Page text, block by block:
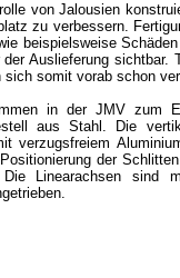
von Jalousien
zu verbessern.
beispielsweise
Auslieferung sichtbar.
sich somit vorab schon
in der JMV zum
aus Stahl. Die
verzugsfreiem
der
Linearachsen sind